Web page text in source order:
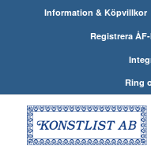
Information & Köpvillkor
Registrera
Ring